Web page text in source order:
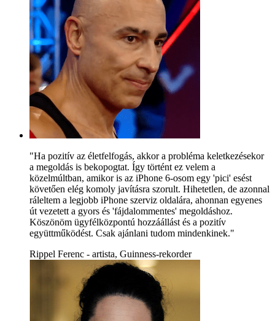
"Ha pozitív az életfelfogás, akkor a probléma keletkezésekor
a megoldás is bekopogtat. Így történt ez velem a
közelmúltban, amikor is az iPhone 6-osom egy 'pici' esést
követően elég komoly javításra szorult. Hihetetlen, de azonnal
ráleltem a legjobb iPhone szerviz oldalára, ahonnan egyenes
út vezetett a gyors és 'fájdalommentes' megoldáshoz.
Köszönöm ügyfélközpontú hozzáállást és a pozitív
együttműködést. Csak ajánlani tudom mindenkinek."
Rippel Ferenc - artista, Guinness-rekorder